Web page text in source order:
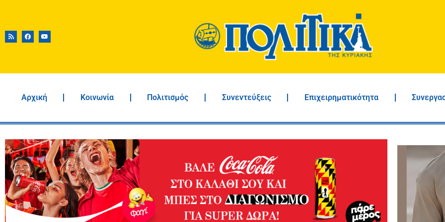
Αρχική Κοινωνία Πολιτισμός Συνεντεύξεις Επιχειρηματικότητα